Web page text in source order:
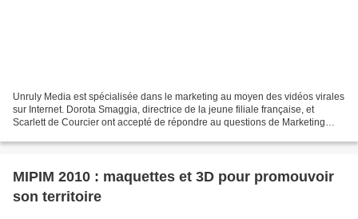
Unruly Media est spécialisée dans le marketing au moyen des vidéos virales
sur Internet. Dorota Smaggia, directrice de la jeune filiale française, et
Scarlett de Courcier ont accepté de répondre au questions de Marketing
MIPIM 2010 : maquettes et 3D pour promouvoir
son territoire